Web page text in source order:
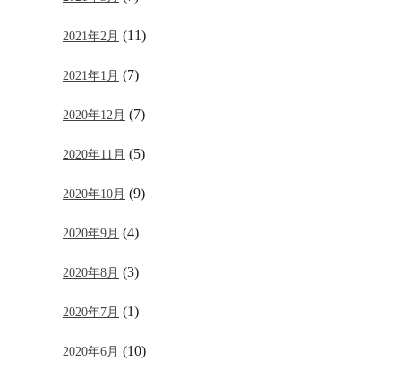
2021年2月 (11)
2021年1月 (7)
2020年12月 (7)
2020年11月 (5)
2020年10月 (9)
2020年9月 (4)
2020年8月 (3)
2020年7月 (1)
2020年6月 (10)